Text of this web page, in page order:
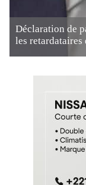
Déclaration de
les retardataires